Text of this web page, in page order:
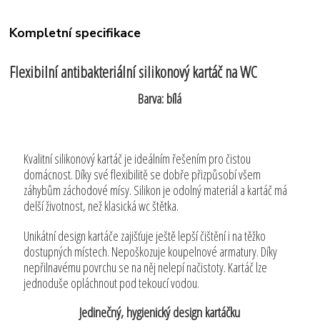
Kompletní specifikace
Flexibilní antibakteriální silikonový kartáč na WC
Barva: bílá
Kvalitní silikonový kartáč je ideálním řešením pro čistou
domácnost. Díky své flexibilitě se dobře přizpůsobí všem
záhybům záchodové mísy. Silikon je odolný materiál a kartáč má
delší životnost, než klasická wc štětka.
Unikátní design kartáče zajišťuje ještě lepší čištění i na těžko
dostupných místech. Nepoškozuje koupelnové armatury. Díky
nepřilnavému povrchu se na něj nelepí načistoty. Kartáč lze
jednoduše opláchnout pod tekoucí vodou.
Jedinečný, hygienický design kartáčku